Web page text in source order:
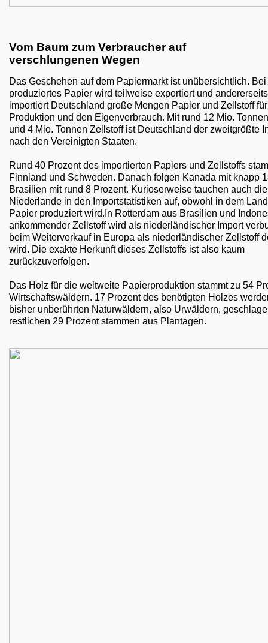
Vom Baum zum Verbraucher auf
verschlungenen Wegen
Das Geschehen auf dem Papiermarkt ist unübersichtlich.
produziertes Papier wird teilweise exportiert und andererseits
importiert Deutschland große Mengen Papier und Zellstoff
Produktion und den Eigenverbrauch. Mit rund 12 Mio.
und 4 Mio. Tonnen Zellstoff ist Deutschland der zweitgrößte
nach den Vereinigten Staaten.
Rund 40 Prozent des importierten Papiers und Zellstoffs
Finnland und Schweden. Danach folgen Kanada mit knapp
Brasilien mit rund 8 Prozent. Kurioserweise tauchen auch die
Niederlande in den Importstatistiken auf, obwohl in dem
Papier produziert wird.In Rotterdam aus Brasilien und
ankommender Zellstoff wird als niederländischer Import
beim Weiterverkauf in Europa als niederländischer Zellstoff
wird. Die exakte Herkunft dieses Zellstoffs ist also kaum
zurückzuverfolgen.
Das Holz für die weltweite Papierproduktion stammt zu 54
Wirtschaftswäldern. 17 Prozent des benötigten Holzes
bisher unberührten Naturwäldern, also Urwäldern,
restlichen 29 Prozent stammen aus Plantagen.